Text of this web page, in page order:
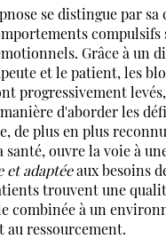
se distingue par sa
compulsifs
Grâce à un
et le patient, les
progressivement
d'aborder les
de plus en plus
santé, ouvre la voie à
et adaptéeaux besoins
trouvent une
combinée à un
au ressourcement.